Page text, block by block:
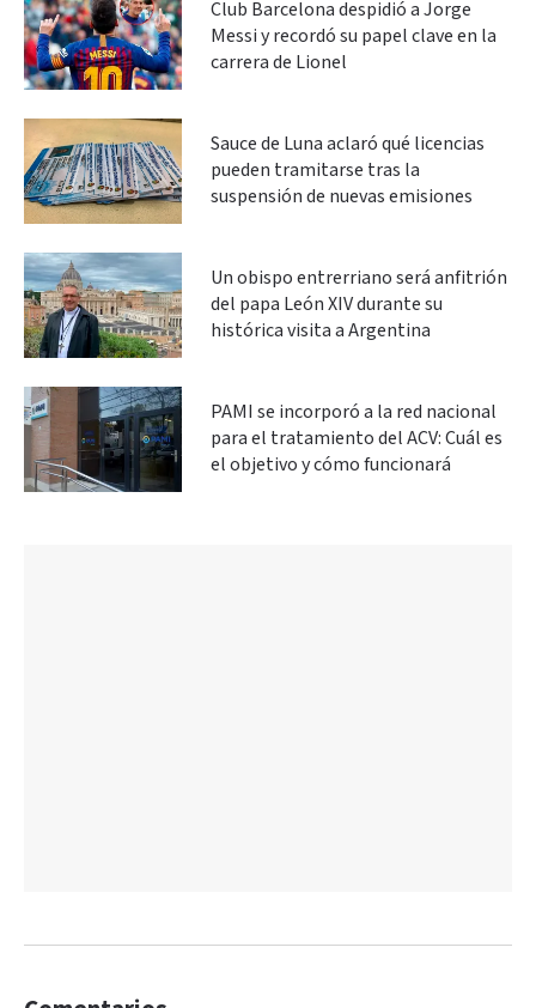
Club Barcelona despidió a Jorge
Messi y recordó su papel clave en la
carrera de Lionel
Sauce de Luna aclaró qué licencias
pueden tramitarse tras la
suspensión de nuevas emisiones
Un obispo entrerriano será anfitrión
del papa León XIV durante su
histórica visita a Argentina
PAMI se incorporó a la red nacional
para el tratamiento del ACV: Cuál es
el objetivo y cómo funcionará